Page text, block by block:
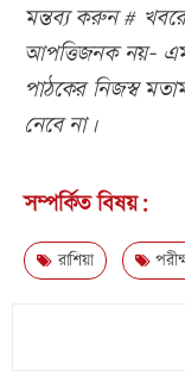
মন্তব্য করুন #
আপত্তিজনক নয়-
পাঠকের নিজস্ব
নেবে না।
সম্পর্কিত বিষয়:
রাশিয়া